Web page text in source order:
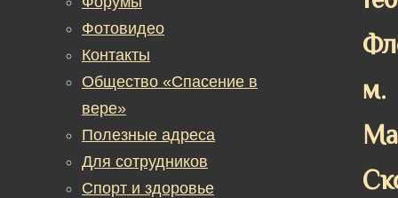
м.
Фотовидео
Контакты
Общество «Спасение в
вере»
Полезные адреса
Для сотрудников
Спорт и здоровье